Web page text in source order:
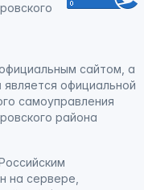
сайтом, а
является официальной
самоуправления
района
на сервере,